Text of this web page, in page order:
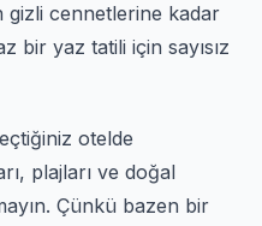
gizli cennetlerine kadar
bir yaz tatili için sayısız
otelde
plajları ve doğal
Çünkü bazen bir